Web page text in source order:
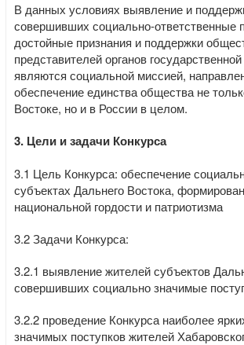
В данных условиях выявление и
совершивших социально-ответственные
достойные признания и поддержки
представителей органов
являются социальной миссией,
обеспечение единства общества не
Востоке, но и в России в целом.
3. Цели и задачи Конкурса
3.1 Цель Конкурса: обеспечение
субъектах Дальнего Востока,
национальной гордости и патриотизма
3.2 Задачи Конкурса:
3.2.1 выявление жителей субъектов
совершивших социально значимые
3.2.2 проведение Конкурса наиболее
значимых поступков жителей